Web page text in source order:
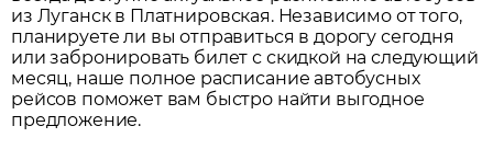
из Луганскв Платнировская. Независимо от того,
планируете ли вы отправиться в дорогу сегодня
или забронировать билет с скидкой на следующий
месяц, наше полное расписание автобусных
рейсов поможет вам быстро найти выгодное
предложение.